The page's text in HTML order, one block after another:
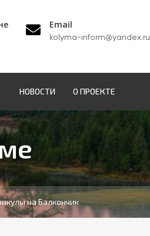
Email
kolyma-inform@yandex.ru
НОВОСТИ О ПРОЕКТЕ
на Балкончик